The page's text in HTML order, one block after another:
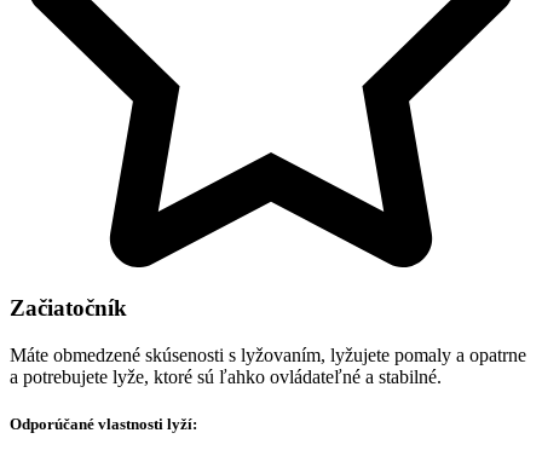
Začiatočník
Máte obmedzené skúsenosti s lyžovaním, lyžujete pomaly a opatrne
a potrebujete lyže, ktoré sú ľahko ovládateľné a stabilné.
Odporúčané vlastnosti lyží: